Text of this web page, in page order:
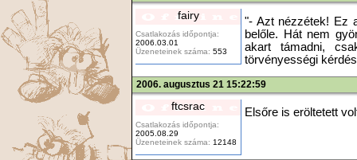
fairy
Csatlakozás időpontja:
2006.03.01
Üzeneteinek száma: 553
"- Azt nézzétek! Ez
belőle. Hát nem
akart támadni,
törvényességi
2006. augusztus 21 15:22:59
ftcsrac
Csatlakozás időpontja:
2005.08.29
Üzeneteinek száma: 12148
Elsőre is eröltetett